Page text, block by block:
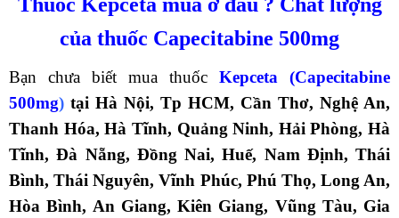
của thuốc Capecitabine 500mg
Bạn chưa biết mua thuốc Kepceta (Capecitabine
500mg) tại Hà Nội, Tp HCM, Cần Thơ, Nghệ An,
Thanh Hóa, Hà Tĩnh, Quảng Ninh, Hải Phòng, Hà
Tĩnh, Đà Nẵng, Đồng Nai, Huế, Nam Định, Thái
Bình, Thái Nguyên, Vĩnh Phúc, Phú Thọ, Long An,
Hòa Bình, An Giang, Kiên Giang, Vũng Tàu, Gia